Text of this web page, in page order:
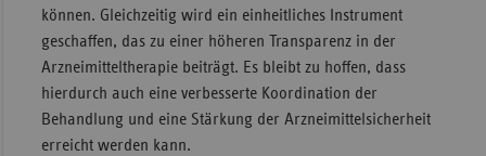
können. Gleichzeitig wird ein einheitliches Instrument
geschaffen, das zu einer höheren Transparenz in der
Arzneimitteltherapie beiträgt. Es bleibt zu hoffen, dass
hierdurch auch eine verbesserte Koordination der
Behandlung und eine Stärkung der Arzneimittelsicherheit
erreicht werden kann.